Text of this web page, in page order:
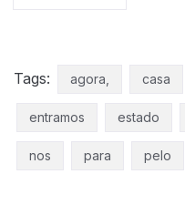
Tags: agora, casa
entramos estado
nos para pelo